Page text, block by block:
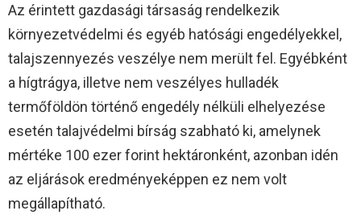
Az érintett gazdasági társaság rendelkezik
környezetvédelmi és egyéb hatósági engedélyekkel,
talajszennyezés veszélye nem merült fel. Egyébként
a hígtrágya, illetve nem veszélyes hulladék
termőföldön történő engedély nélküli elhelyezése
esetén talajvédelmi bírság szabható ki, amelynek
mértéke 100 ezer forint hektáronként, azonban idén
az eljárások eredményeképpen ez nem volt
megállapítható.